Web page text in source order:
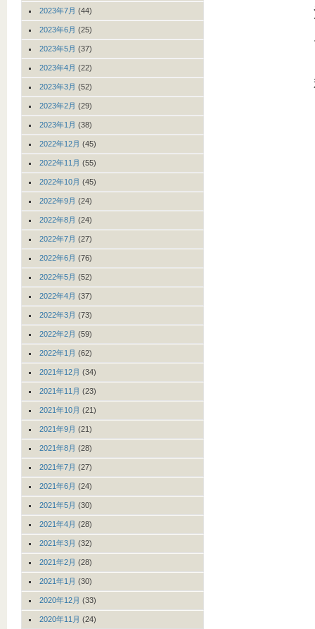
2023年7月 (44)
2023年6月 (25)
2023年5月 (37)
2023年4月 (22)
2023年3月 (52)
2023年2月 (29)
2023年1月 (38)
2022年12月 (45)
2022年11月 (55)
2022年10月 (45)
2022年9月 (24)
2022年8月 (24)
2022年7月 (27)
2022年6月 (76)
2022年5月 (52)
2022年4月 (37)
2022年3月 (73)
2022年2月 (59)
2022年1月 (62)
2021年12月 (34)
2021年11月 (23)
2021年10月 (21)
2021年9月 (21)
2021年8月 (28)
2021年7月 (27)
2021年6月 (24)
2021年5月 (30)
2021年4月 (28)
2021年3月 (32)
2021年2月 (28)
2021年1月 (30)
2020年12月 (33)
2020年11月 (24)